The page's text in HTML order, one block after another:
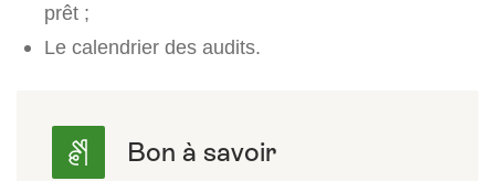
prêt ;
Le calendrier des audits.